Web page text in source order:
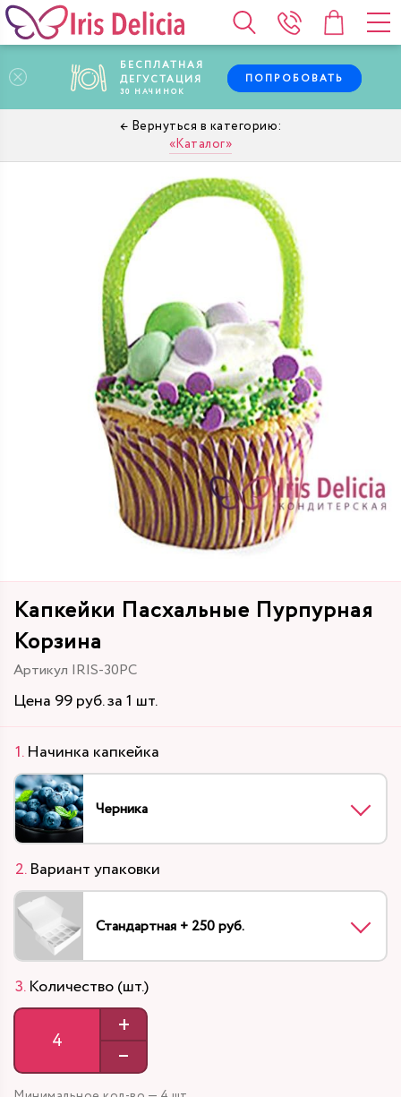
БЕСПЛАТНАЯ
ДЕГУСТАЦИЯ
30 НАЧИНОК
ПОПРОБОВАТЬ
Каталог
Капкейки Пасхальные Пурпурная
Корзина
Артикул IRIS-30PC
Цена 99 руб. за 1 шт.
Начинка капкейка
Черника
Вариант упаковки
Стандартная + 250 руб.
Количество (шт.)
+
–